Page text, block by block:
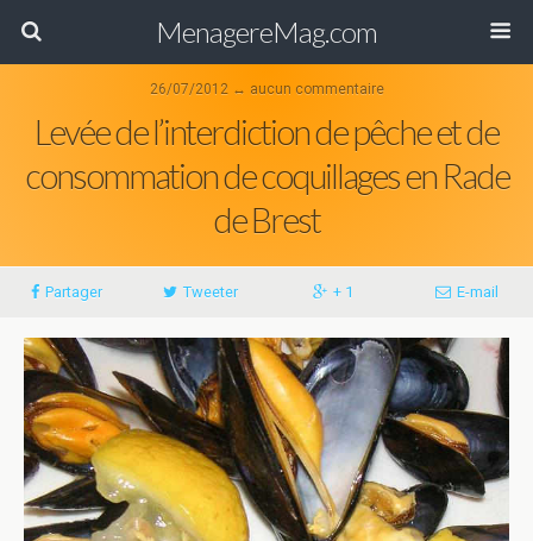
MenagereMag.com
26/07/2012 ↔ aucun commentaire
Levée de l’interdiction de pêche et de
consommation de coquillages en Rade
de Brest
Partager Tweeter + 1 E-mail